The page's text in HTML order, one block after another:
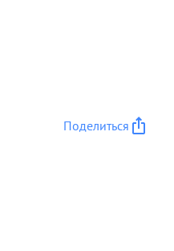
Поделиться